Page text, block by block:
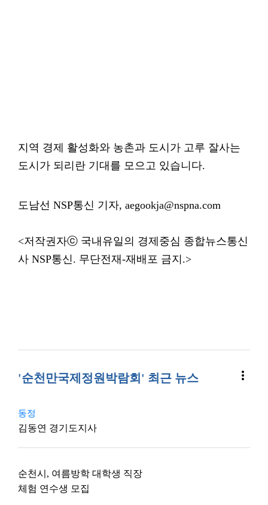
지역 경제 활성화와 농촌과 도시가 고루 잘사는
도시가 되리란 기대를 모으고 있습니다.
도남선 NSP통신 기자, aegookja@nspna.com
<저작권자ⓒ 국내유일의 경제중심 종합뉴스통신
사 NSP통신. 무단전재-재배포 금지.>
'순천만국제정원박람회' 최근 뉴스 more_vert
동정
김동연 경기도지사
순천시, 여름방학 대학생 직장
체험 연수생 모집